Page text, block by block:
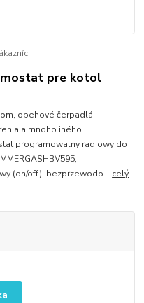
pre kotol
obehové čerpadlá,
a mnoho iného
programowalny radiowy do
(on/off), bezprzewodo... celý